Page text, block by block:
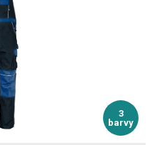
3
barvy